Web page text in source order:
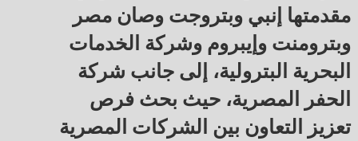
مقدمتها إنبي وبتروجت وصان مصر
وبترومنت وإيبروم وشركة الخدمات
البحرية البترولية، إلى جانب شركة
الحفر المصرية، حيث بحث فرص
تعزيز التعاون بين الشركات المصرية